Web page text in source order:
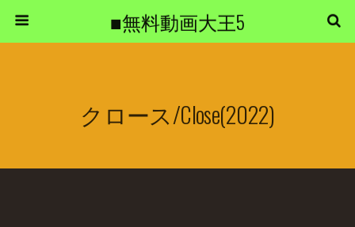
■無料動画大王5
クロース/Close(2022)